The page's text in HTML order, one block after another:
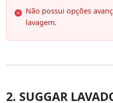
Não possui opções
lavagem.
2. SUGGAR